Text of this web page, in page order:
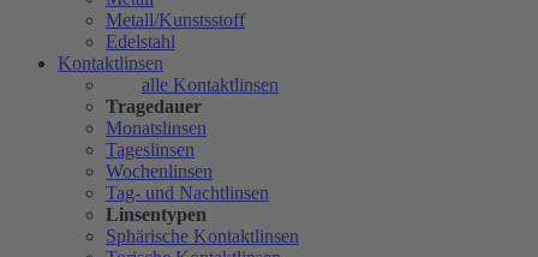
Metall/Kunstsstoff
Edelstahl
Kontaktlinsen
alle Kontaktlinsen
Tragedauer
Monatslinsen
Tageslinsen
Wochenlinsen
Tag- und Nachtlinsen
Linsentypen
Sphärische Kontaktlinsen